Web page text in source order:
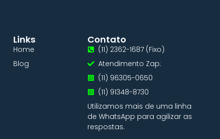
Links
Home
Blog
Contato
(11) 2362-1687 (Fixo)
Atendimento Zap:
(11) 96305-0650
(11) 91348-8730
Utilizamos mais de uma linha
de WhatsApp para agilizar as
respostas.